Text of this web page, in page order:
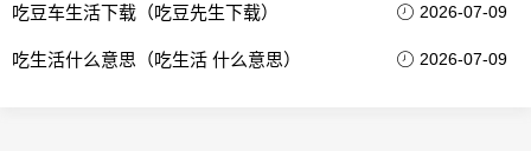
吃豆车生活下载（吃豆先生下载） 2026-07-09
吃生活什么意思（吃生活 什么意思） 2026-07-09